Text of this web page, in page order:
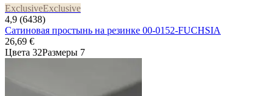
ExclusiveExclusive
4,9 (6438)
Сатиновая простынь на резинке 00-0152-FUCHSIA
26,69 €
Цвета 32Размеры 7